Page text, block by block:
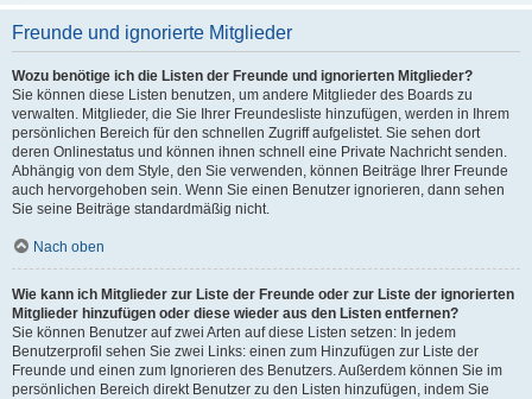
Freunde und ignorierte Mitglieder
Wozu benötige ich die Listen der Freunde und ignorierten Mitglieder?
Sie können diese Listen benutzen, um andere Mitglieder des Boards zu
verwalten. Mitglieder, die Sie Ihrer Freundesliste hinzufügen, werden in Ihrem
persönlichen Bereich für den schnellen Zugriff aufgelistet. Sie sehen dort
deren Onlinestatus und können ihnen schnell eine Private Nachricht senden.
Abhängig von dem Style, den Sie verwenden, können Beiträge Ihrer Freunde
auch hervorgehoben sein. Wenn Sie einen Benutzer ignorieren, dann sehen
Sie seine Beiträge standardmäßig nicht.
Nach oben
Wie kann ich Mitglieder zur Liste der Freunde oder zur Liste der ignorierten
Mitglieder hinzufügen oder diese wieder aus den Listen entfernen?
Sie können Benutzer auf zwei Arten auf diese Listen setzen: In jedem
Benutzerprofil sehen Sie zwei Links: einen zum Hinzufügen zur Liste der
Freunde und einen zum Ignorieren des Benutzers. Außerdem können Sie im
persönlichen Bereich direkt Benutzer zu den Listen hinzufügen, indem Sie